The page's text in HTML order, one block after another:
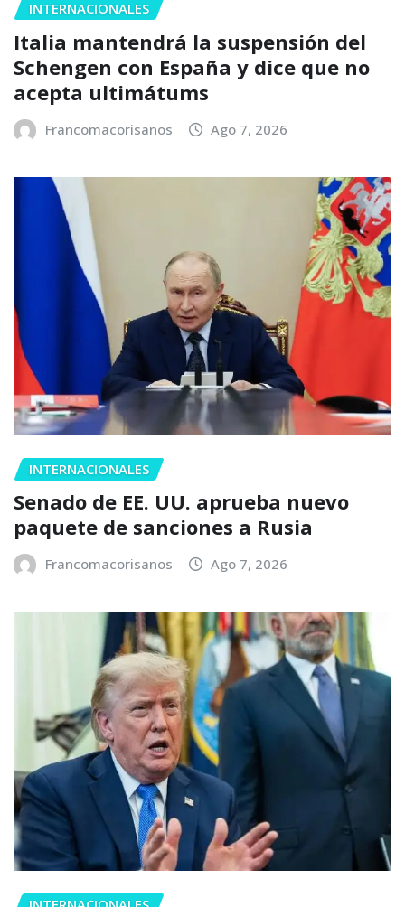
INTERNACIONALES
Italia mantendrá la suspensión del
Schengen con España y dice que no
acepta ultimátums
Francomacorisanos Ago 7, 2026
INTERNACIONALES
Senado de EE. UU. aprueba nuevo
paquete de sanciones a Rusia
Francomacorisanos Ago 7, 2026